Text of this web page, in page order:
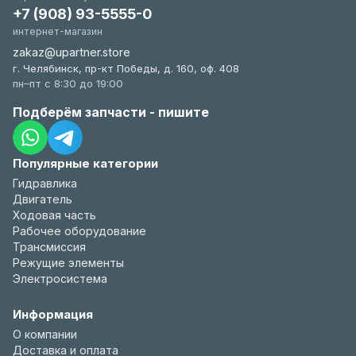
Популярные категории
Гидравлика
Двигатель
Ходовая часть
Рабочее оборудование
Трансмиссия
Режущие элементы
Электросистема
Информация
О компании
Доставка и оплата
+7 (908) 93-5555-0
интернет-магазин
zakaz@upartner.store
г. Челябинск, пр-кт Победы, д. 160, оф. 408
пн–пт с 8:30 до 19:00
Подберём запчасти - пишите